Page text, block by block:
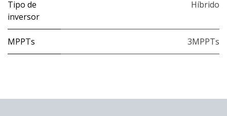
Tipo de
inversor
Híbrido
MPPTs 3MPPTs